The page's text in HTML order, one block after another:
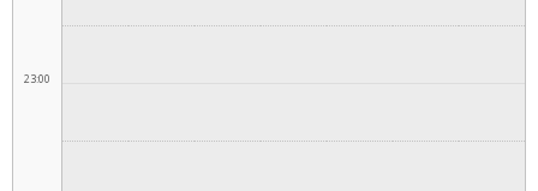
23:00